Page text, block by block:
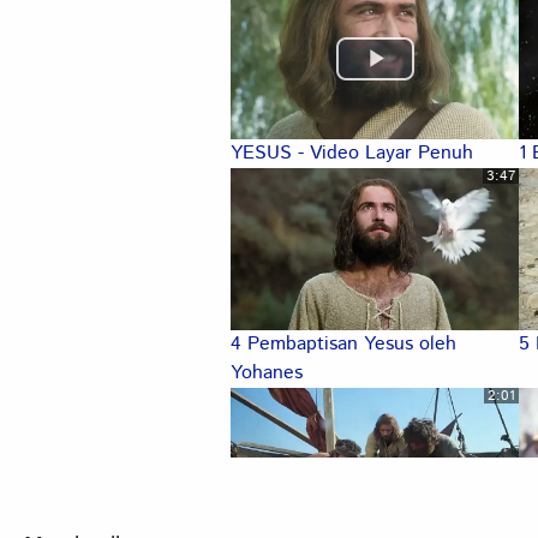
YESUS - Video Layar Penuh 1
3:47
4 Pembaptisan Yesus oleh
Yohanes
5
2:01